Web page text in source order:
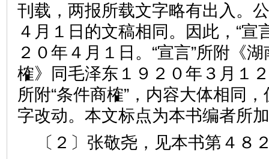
刊载，两报所载文字略有出入。
４月１日的文稿相同。因此，“宣
２０年４月１日。“宣言”所附《
榷》同毛泽东１９２０年３月１
所附“条件商榷”，内容大体相同
字改动。本文标点为本书编者所
〔２〕张敬尧，见本书第４８